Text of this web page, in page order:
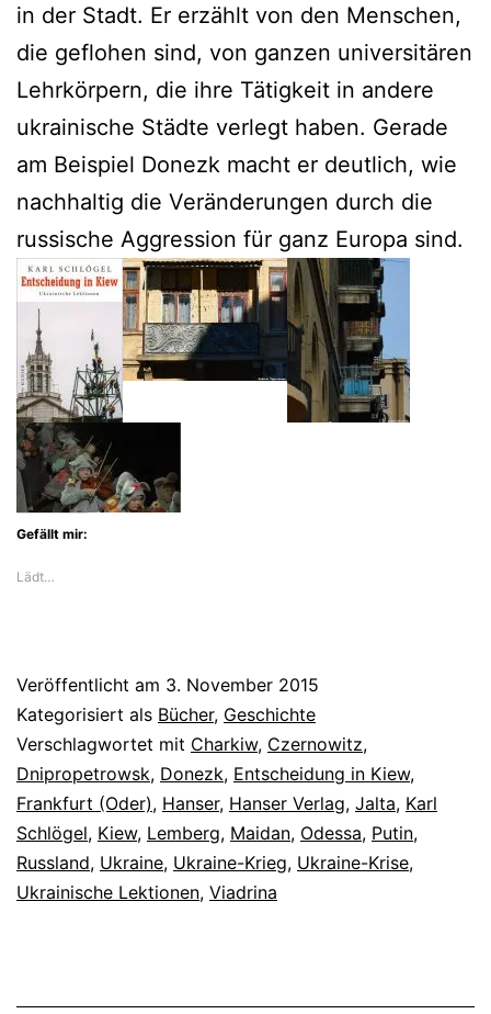
in der Stadt. Er erzählt von den Menschen,
die geflohen sind, von ganzen universitären
Lehrkörpern, die ihre Tätigkeit in andere
ukrainische Städte verlegt haben. Gerade
am Beispiel Donezk macht er deutlich, wie
nachhaltig die Veränderungen durch die
russische Aggression für ganz Europa sind.
Gefällt mir:
Lädt…
Veröffentlicht am 3. November 2015
Kategorisiert als Bücher, Geschichte
Verschlagwortet mit Charkiw, Czernowitz,
Dnipropetrowsk, Donezk, Entscheidung in Kiew,
Frankfurt (Oder), Hanser, Hanser Verlag, Jalta, Karl
Schlögel, Kiew, Lemberg, Maidan, Odessa, Putin,
Russland, Ukraine, Ukraine-Krieg, Ukraine-Krise,
Ukrainische Lektionen, Viadrina